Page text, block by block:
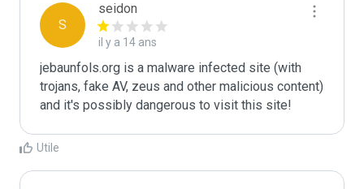
S
seidon
il y a 14 ans
jebaunfols.org is a malware infected site (with
trojans, fake AV, zeus and other malicious content)
and it's possibly dangerous to visit this site!
Utile